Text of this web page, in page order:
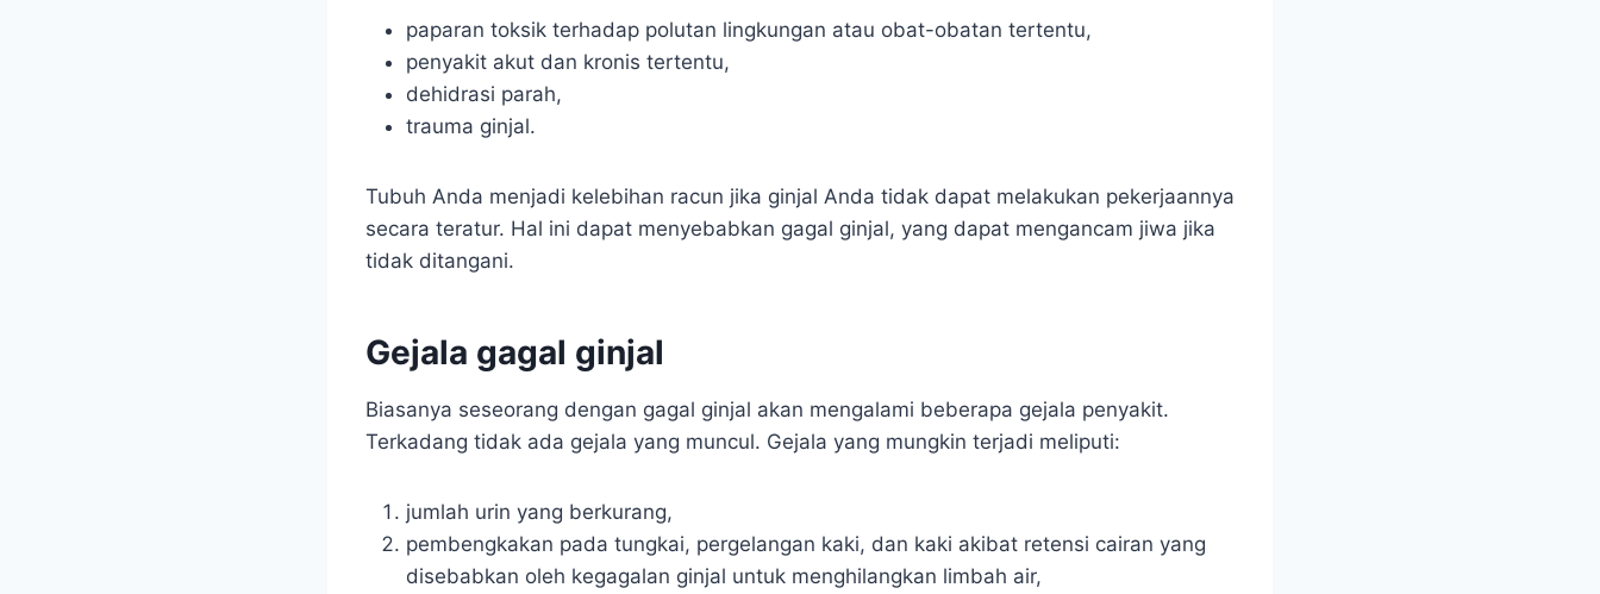
paparan toksik terhadap polutan lingkungan atau obat-obatan tertentu,
penyakit akut dan kronis tertentu,
dehidrasi parah,
trauma ginjal.
Tubuh Anda menjadi kelebihan racun jika ginjal Anda tidak dapat melakukan pekerjaannya
secara teratur. Hal ini dapat menyebabkan gagal ginjal, yang dapat mengancam jiwa jika
tidak ditangani.
Gejala gagal ginjal
Biasanya seseorang dengan gagal ginjal akan mengalami beberapa gejala penyakit.
Terkadang tidak ada gejala yang muncul. Gejala yang mungkin terjadi meliputi:
jumlah urin yang berkurang,
pembengkakan pada tungkai, pergelangan kaki, dan kaki akibat retensi cairan yang
disebabkan oleh kegagalan ginjal untuk menghilangkan limbah air,